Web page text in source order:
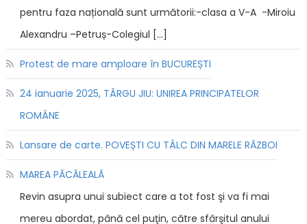
pentru faza națională sunt următorii:-clasa a V-A -Miroiu
Alexandru –Petruș-Colegiul […]
Protest de mare amploare în BUCUREȘTI
24 ianuarie 2025, TÂRGU JIU: UNIREA PRINCIPATELOR
ROMÂNE
Lansare de carte. POVEȘTI CU TÂLC DIN MARELE RĂZBOI
MAREA PĂCĂLEALĂ
Revin asupra unui subiect care a tot fost şi va fi mai
mereu abordat, până cel puţin, către sfârşitul anului